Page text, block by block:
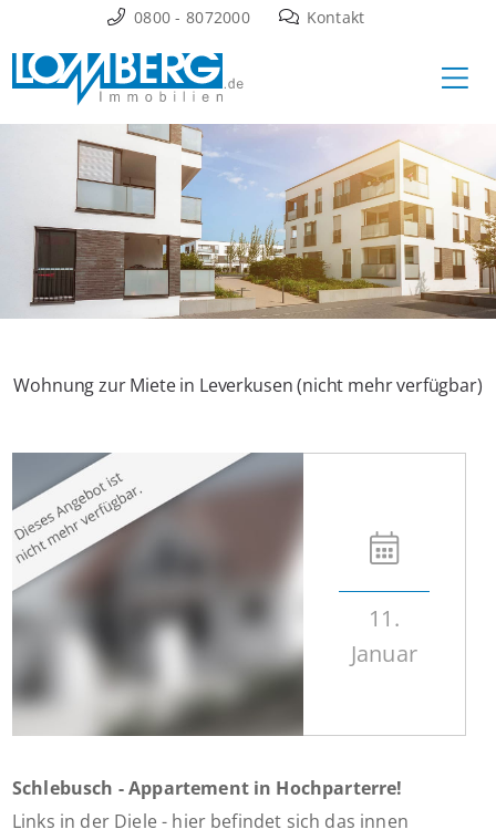
Inhalt
springen
0800 - 8072000 Kontakt
Wohnung zur Miete in Leverkusen (nicht mehr verfügbar)
11.
Januar
Schlebusch - Appartement in Hochparterre!
Links in der Diele - hier befindet sich das innen